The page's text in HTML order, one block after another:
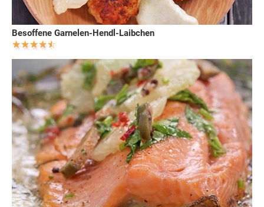
Besoffene Garnelen-Hendl-Laibchen